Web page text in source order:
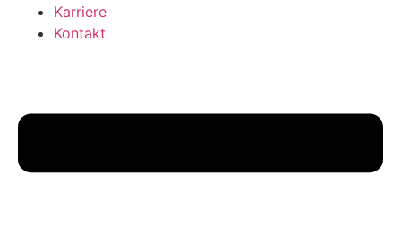
Karriere
Kontakt